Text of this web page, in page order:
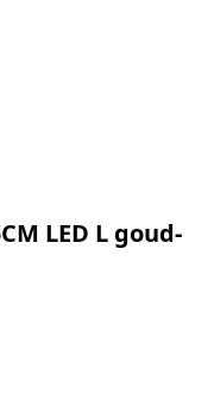
LED L goud-